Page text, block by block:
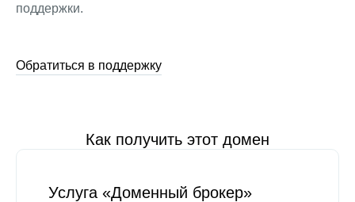
поддержки.
Обратиться в поддержку
Как получить этот домен
Услуга «Доменный брокер»